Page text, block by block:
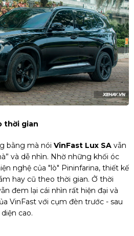
thời gian
bằng mà nói VinFast Lux SA vẫn
và dễ nhìn. Nhờ những khối óc
nghệ của "lò" Pininfarina, thiết kế
hay cũ theo thời gian. Ở thời
đem lại cái nhìn rất hiện đại và
VinFast với cụm đèn trước - sau
cao.